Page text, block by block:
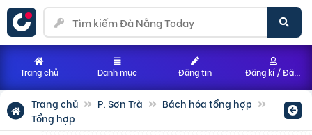
Trang chủ P. Sơn Trà
Bách hóa tổng hợp
Tổng hợp
Trang chủ Danh mục Đăng tin